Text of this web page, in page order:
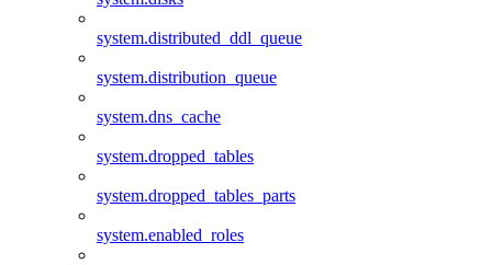
system.distributed_ddl_queue
system.distribution_queue
system.dns_cache
system.dropped_tables
system.dropped_tables_parts
system.enabled_roles